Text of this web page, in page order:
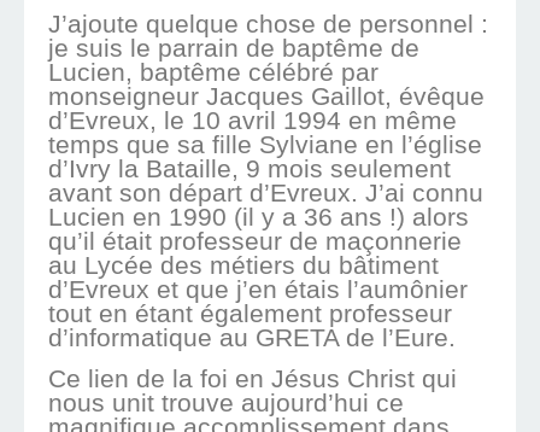
J’ajoute quelque chose de personnel :
je suis le parrain de baptême de
Lucien, baptême célébré par
monseigneur Jacques Gaillot, évêque
d’Evreux, le 10 avril 1994 en même
temps que sa fille Sylviane en l’église
d’Ivry la Bataille, 9 mois seulement
avant son départ d’Evreux. J’ai connu
Lucien en 1990 (il y a 36 ans !) alors
qu’il était professeur de maçonnerie
au Lycée des métiers du bâtiment
d’Evreux et que j’en étais l’aumônier
tout en étant également professeur
d’informatique au GRETA de l’Eure.
Ce lien de la foi en Jésus Christ qui
nous unit trouve aujourd’hui ce